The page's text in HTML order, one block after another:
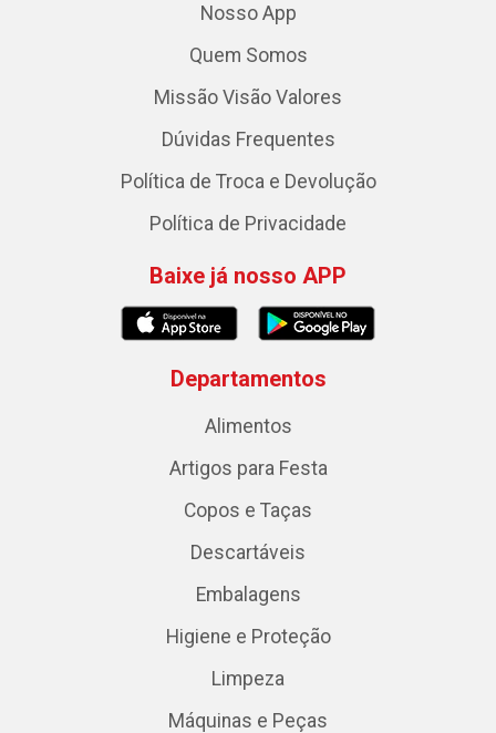
Nosso App
Quem Somos
Missão Visão Valores
Dúvidas Frequentes
Política de Troca e Devolução
Política de Privacidade
Baixe já nosso APP
Departamentos
Alimentos
Artigos para Festa
Copos e Taças
Descartáveis
Embalagens
Higiene e Proteção
Limpeza
Máquinas e Peças